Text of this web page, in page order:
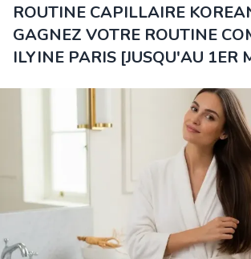
ROUTINE CAPILLAIRE
GAGNEZ VOTRE ROUTINE
ILYINE PARIS [JUSQU'AU 1ER